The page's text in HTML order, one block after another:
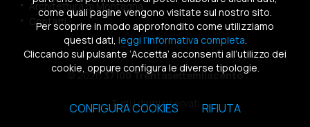
Architettura di Montagna
Contatti
© 202637100 Trentasettemilacento
Tutti i diritti riservati
come quali pagine vengono visitate sul nostro sito.
Per scoprire in modo approfondito come utilizziamo
questi dati, leggi l’informativa completa.
Cliccando sul pulsante ‘Accetta’ acconsenti all’utilizzo dei
cookie, oppure configura le diverse tipologie.
CONFIGURA COOKIES RIFIUTA